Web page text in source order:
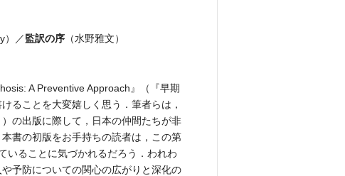
）／監訳の序 （水野雅文）
A Preventive Approach』（『早期
ることを大変嬉しく思う．筆者らは，
の出版に際して，日本の仲間たちが非
書の初版をお手持ちの読者は，この第
いることに気づかれるだろう．われわ
予防についての関心の広がりと深化の